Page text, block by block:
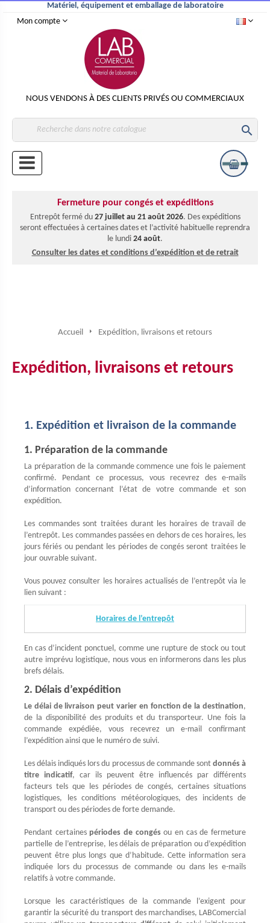
Mon compte
Matériel, équipement et emballage de laboratoire
NOUS VENDONS À DES CLIENTS PRIVÉS OU COMMERCIAUX

Fermeture pour congés et expéditions
Entrepôt fermé du 27 juillet au 21 août 2026. Des expéditions
seront effectuées à certaines dates et l’activité habituelle reprendra
le lundi 24 août.
Consulter les dates et conditions d’expédition et de retrait
Accueil Expédition, livraisons et retours
Expédition, livraisons et retours
1. Expédition et livraison de la commande
1. Préparation de la commande
La préparation de la commande commence une fois le paiement
confirmé. Pendant ce processus, vous recevrez des e-mails
d’information concernant l’état de votre commande et son
expédition.
Les commandes sont traitées durant les horaires de travail de
l’entrepôt. Les commandes passées en dehors de ces horaires, les
jours fériés ou pendant les périodes de congés seront traitées le
jour ouvrable suivant.
Vous pouvez consulter les horaires actualisés de l’entrepôt via le
lien suivant :
Horaires de l’entrepôt
En cas d’incident ponctuel, comme une rupture de stock ou tout
autre imprévu logistique, nous vous en informerons dans les plus
brefs délais.
2. Délais d’expédition
Le délai de livraison peut varier en fonction de la destination,
de la disponibilité des produits et du transporteur. Une fois la
commande expédiée, vous recevrez un e-mail confirmant
l’expédition ainsi que le numéro de suivi.
Les délais indiqués lors du processus de commande sont donnés à
titre indicatif, car ils peuvent être influencés par différents
facteurs tels que les périodes de congés, certaines situations
logistiques, les conditions météorologiques, des incidents de
transport ou des périodes de forte demande.
Pendant certainespériodes de congésou en cas de fermeture
partielle de l’entreprise, les délais de préparation ou d’expédition
peuvent être plus longs que d’habitude. Cette information sera
indiquée lors du processus de commande ou dans les e-mails
relatifs à votre commande.
Lorsque les caractéristiques de la commande l’exigent pour
garantir la sécurité du transport des marchandises, LABComercial